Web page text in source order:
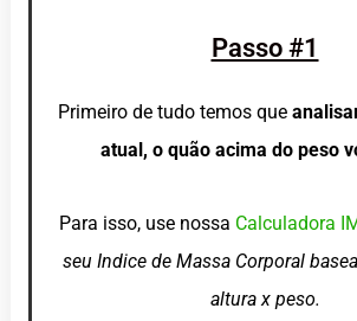
Passo #1
Primeiro de tudo temos que
atual, o quão acima do peso
Para isso, use nossa Calculadora
seu Indice de Massa Corporal
altura x peso.